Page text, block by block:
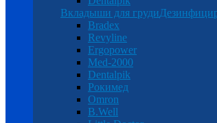
Вкладыши для груди
Bradex
Revyline
Ergopower
Med-2000
Dentalpik
Рокимед
Omron
B.Well